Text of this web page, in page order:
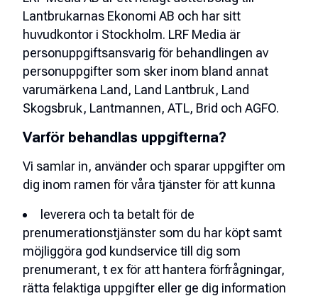
Lantbrukarnas Ekonomi AB och har sitt
huvudkontor i Stockholm. LRF Media är
personuppgiftsansvarig för behandlingen av
personuppgifter som sker inom bland annat
varumärkena Land, Land Lantbruk, Land
Skogsbruk, Lantmannen, ATL, Brid och AGFO.
Varför behandlas uppgifterna?
Vi samlar in, använder och sparar uppgifter om
dig inom ramen för våra tjänster för att kunna
leverera och ta betalt för de
prenumerationstjänster som du har köpt samt
möjliggöra god kundservice till dig som
prenumerant, t ex för att hantera förfrågningar,
rätta felaktiga uppgifter eller ge dig information